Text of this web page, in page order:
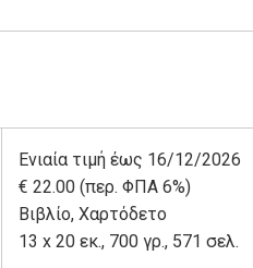
Ενιαία τιμή έως 16/12/2026
€ 22.00 (περ. ΦΠΑ 6%)
Βιβλίο, Χαρτόδετο
13 x 20 εκ., 700 γρ., 571 σελ.